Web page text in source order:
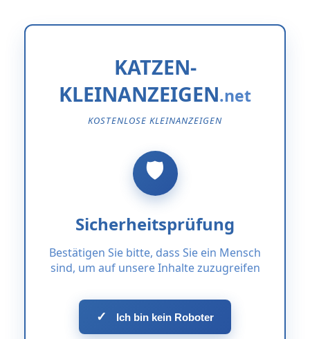
KATZEN-
KLEINANZEIGEN
KOSTENLOSE KLEINANZEIGEN
Sicherheitsprüfung
Bestätigen Sie bitte, dass Sie ein Mensch
sind, um auf unsere Inhalte zuzugreifen
✓ Ich bin kein Roboter